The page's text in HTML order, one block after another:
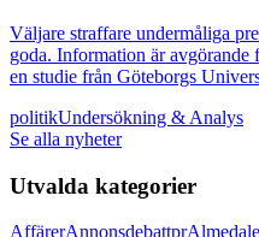
Väljare straffare undermåliga
goda. Information är
en studie från Göteborgs
politikUndersökning & Analys
Se alla nyheter
Utvalda kategorier
AffärerAnnonsdebattpr